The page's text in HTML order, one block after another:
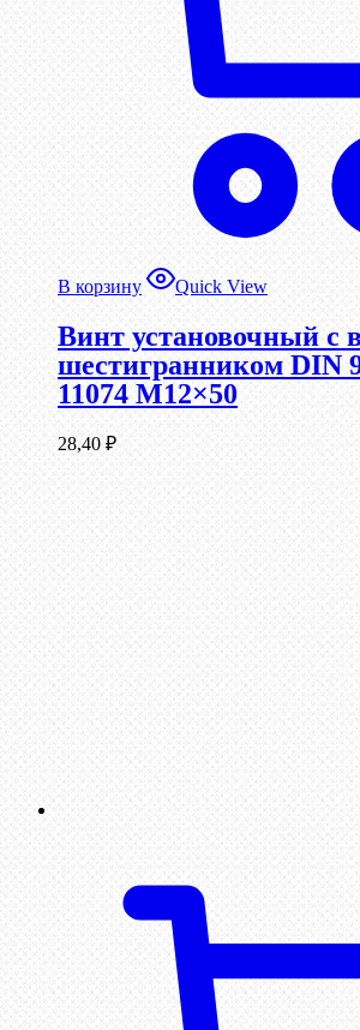
В корзину Quick View
Винт установочный с
шестигранником DIN
11074 М12×50
28,40 ₽